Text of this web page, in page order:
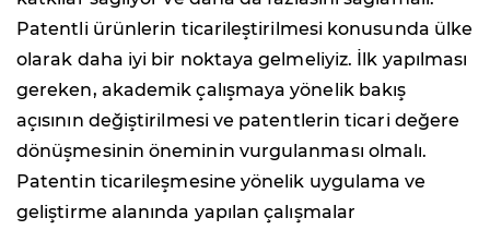
Patentli ürünlerin ticarileştirilmesi konusunda ülke
olarak daha iyi bir noktaya gelmeliyiz. İlk yapılması
gereken, akademik çalışmaya yönelik bakış
açısının değiştirilmesi ve patentlerin ticari değere
dönüşmesinin öneminin vurgulanması olmalı.
Patentin ticarileşmesine yönelik uygulama ve
geliştirme alanında yapılan çalışmalar